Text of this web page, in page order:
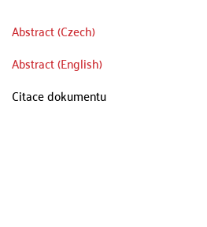
Abstract (Czech)
Abstract (English)
Citace dokumentu